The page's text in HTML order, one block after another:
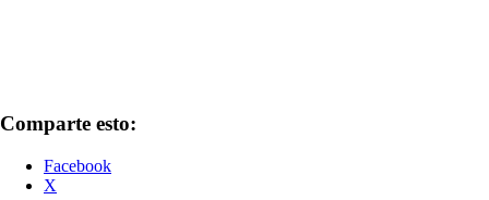
Comparte esto:
Facebook
X